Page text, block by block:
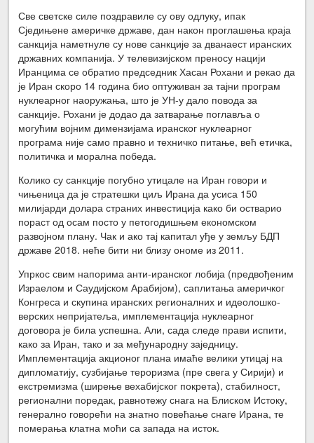
Све светске силе поздравиле су ову одлуку, ипак
Сједињене америчке државе, дан након проглашења краја
санкција наметнуле су нове санкције за дванаест иранских
државних компанија. У телевизијском преносу нацији
Иранцима се обратио председник Хасан Рохани и рекао да
је Иран скоро 14 година био оптуживан за тајни програм
нуклеарног наоружања, што је УН-у дало повода за
санкције. Рохани је додао да затварање поглавља о
могућим војним димензијама иранског нуклеарног
програма није само правно и техничко питање, већ етичка,
политичка и морална победа.
Колико су санкције погубно утицале на Иран говори и
чињеница да је стратешки циљ Ирана да усиса 150
милијарди долара страних инвестиција како би остварио
пораст од осам посто у петогодишњем економском
развојном плану. Чак и ако тај капитал уђе у земљу БДП
државе 2018. неће бити ни близу ономе из 2011.
Упркос свим напорима анти-иранског лобија (предвођеним
Израелом и Саудијском Арабијом), саплитања америчког
Конгреса и скупина иранских регионалних и идеолошко-
верских непријатеља, имплементација нуклеарног
договора је била успешна. Али, сада следе прави испити,
како за Иран, тако и за међународну заједницу.
Имплементација акционог плана имаће велики утицај на
дипломатију, сузбијање тероризма (пре свега у Сирији) и
екстремизма (ширење вехабијског покрета), стабилност,
регионални поредак, равнотежу снага на Блиском Истоку,
генерално говорећи на знатно повећање снаге Ирана, те
померања клатна моћи са запада на исток.